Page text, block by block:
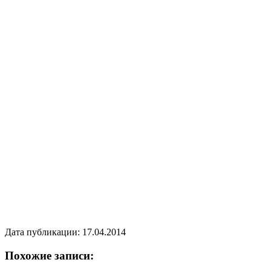
Дата публикации: 17.04.2014
Похожие записи: